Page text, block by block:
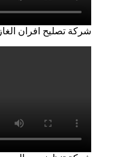
شركة تصليح افران